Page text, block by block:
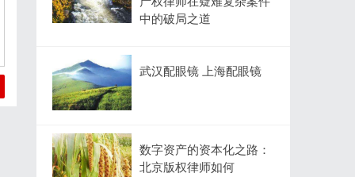
中的破局之道
武汉配眼镜 上海配眼镜
数字资产的资本化之路：
北京版权律师如何